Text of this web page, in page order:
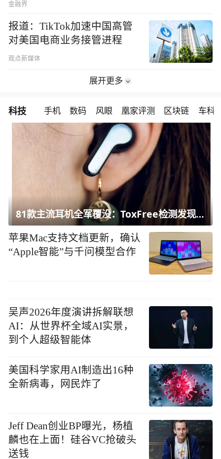
金融界
报道：TikTok加速中国高管
对美国电商业务接管进程
观点新媒体
展开更多
科技 手机 数码 风眼 凰家评测 区块链 车科
81款主流耳机全军覆没：ToxFree检测发现均含对人体有害化学物质
苹果Mac支持文档更新，确认
“Apple智能”与千问模型合作
吴声2026年度演讲拆解联想
AI：从世界杯全域AI实景，
到个人超级智能体
美国科学家用AI制造出16种
全新病毒，网民炸了
Jeff Dean创业BP曝光，杨植
麟也在上面！硅谷VC抢破头
送钱